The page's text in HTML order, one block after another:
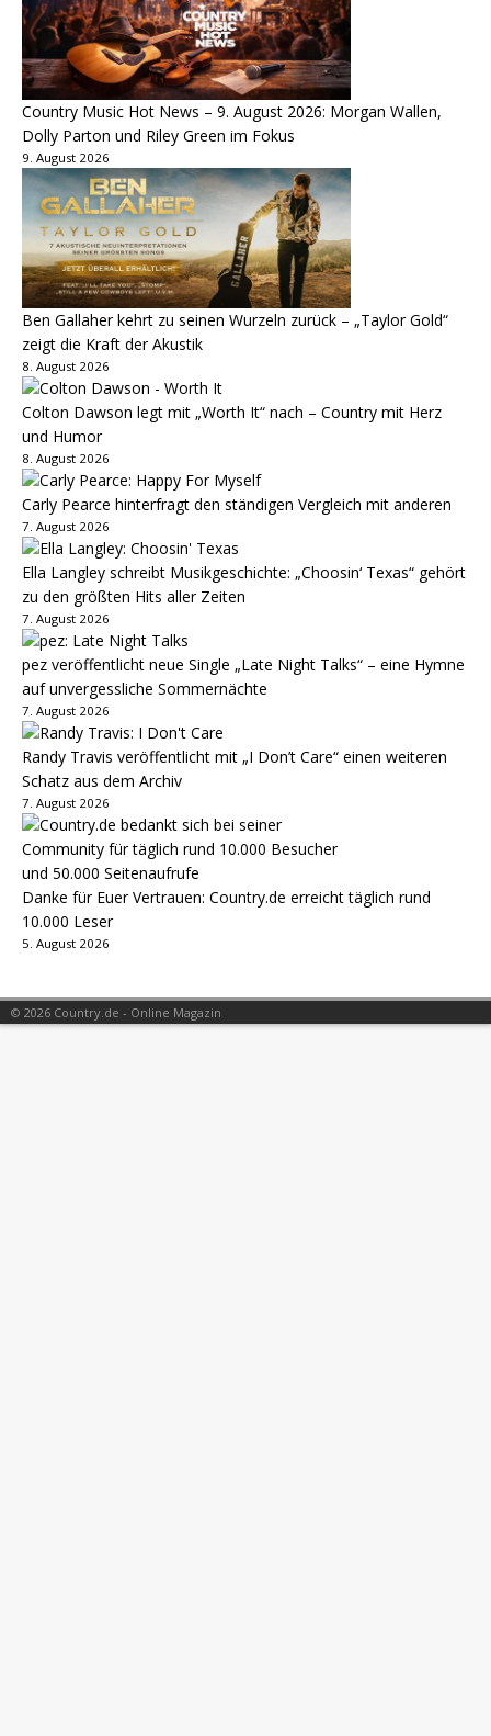
Country Music Hot News – 9. August 2026: Morgan Wallen,
Dolly Parton und Riley Green im Fokus
9. August 2026
Ben Gallaher kehrt zu seinen Wurzeln zurück – „Taylor Gold“
zeigt die Kraft der Akustik
8. August 2026
Colton Dawson legt mit „Worth It“ nach – Country mit Herz
und Humor
8. August 2026
Carly Pearce hinterfragt den ständigen Vergleich mit anderen
7. August 2026
Ella Langley schreibt Musikgeschichte: „Choosin‘ Texas“ gehört
zu den größten Hits aller Zeiten
7. August 2026
pez veröffentlicht neue Single „Late Night Talks“ – eine Hymne
auf unvergessliche Sommernächte
7. August 2026
Randy Travis veröffentlicht mit „I Don’t Care“ einen weiteren
Schatz aus dem Archiv
7. August 2026
Danke für Euer Vertrauen: Country.de erreicht täglich rund
10.000 Leser
5. August 2026
© 2026 Country.de - Online Magazin